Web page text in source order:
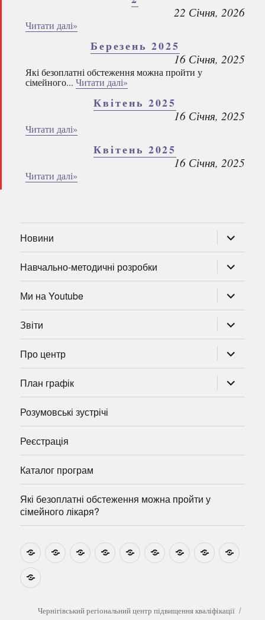
22 Січня, 2026
Читати далі»
Березень 2025
16 Січня, 2025
Які безоплатні обстеження можна пройти у
сімейного... Читати далі»
Квітень 2025
16 Січня, 2025
Читати далі»
Квітень 2025
16 Січня, 2025
Читати далі»
Новини
підменю
Навчально-методичні розробки
підменю
Ми на Youtube
підменю
Звіти
підменю
Про центр
підменю
План графік
підменю
Розумовські зустрічі
Реєстрація
Каталог програм
Які безоплатні обстеження можна пройти у
сімейного лікаря?
НовиниНавчально-
методичні
Ми
на
Звіти Про
центр
План
графік
Розумовські
зустрічі
Реєстрація
Які
безоплатні
можна
Чернігівський регіональний центр підвищення кваліфікації